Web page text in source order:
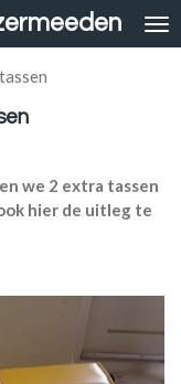
we 2 extra tassen
hier de uitleg te